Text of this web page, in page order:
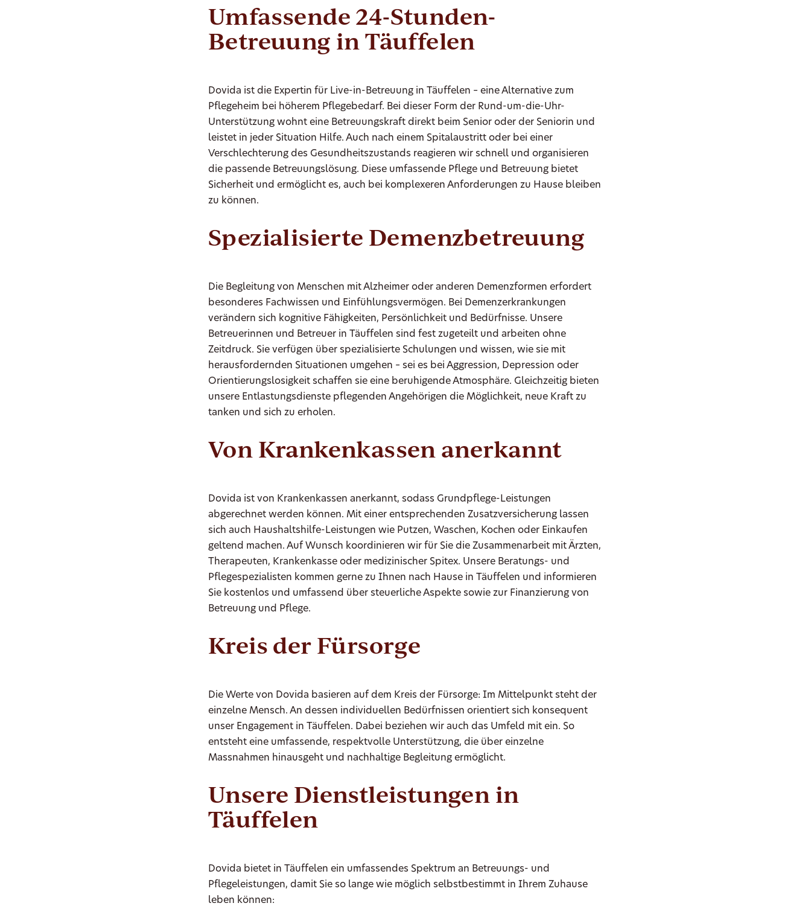
Umfassende 24-Stunden-
Betreuung in Täuffelen
Dovida ist die Expertin für Live-in-Betreuung in Täuffelen – eine Alternative zum
Pflegeheim bei höherem Pflegebedarf. Bei dieser Form der Rund-um-die-Uhr-
Unterstützung wohnt eine Betreuungskraft direkt beim Senior oder der Seniorin und
leistet in jeder Situation Hilfe. Auch nach einem Spitalaustritt oder bei einer
Verschlechterung des Gesundheitszustands reagieren wir schnell und organisieren
die passende Betreuungslösung. Diese umfassende Pflege und Betreuung bietet
Sicherheit und ermöglicht es, auch bei komplexeren Anforderungen zu Hause bleiben
zu können.
Spezialisierte Demenzbetreuung
Die Begleitung von Menschen mit Alzheimer oder anderen Demenzformen erfordert
besonderes Fachwissen und Einfühlungsvermögen. Bei Demenzerkrankungen
verändern sich kognitive Fähigkeiten, Persönlichkeit und Bedürfnisse. Unsere
Betreuerinnen und Betreuer in Täuffelen sind fest zugeteilt und arbeiten ohne
Zeitdruck. Sie verfügen über spezialisierte Schulungen und wissen, wie sie mit
herausfordernden Situationen umgehen – sei es bei Aggression, Depression oder
Orientierungslosigkeit schaffen sie eine beruhigende Atmosphäre. Gleichzeitig bieten
unsere Entlastungsdienste pflegenden Angehörigen die Möglichkeit, neue Kraft zu
tanken und sich zu erholen.
Von Krankenkassen anerkannt
Dovida ist von Krankenkassen anerkannt, sodass Grundpflege-Leistungen
abgerechnet werden können. Mit einer entsprechenden Zusatzversicherung lassen
sich auch Haushaltshilfe-Leistungen wie Putzen, Waschen, Kochen oder Einkaufen
geltend machen. Auf Wunsch koordinieren wir für Sie die Zusammenarbeit mit Ärzten,
Therapeuten, Krankenkasse oder medizinischer Spitex. Unsere Beratungs- und
Pflegespezialisten kommen gerne zu Ihnen nach Hause in Täuffelen und informieren
Sie kostenlos und umfassend über steuerliche Aspekte sowie zur Finanzierung von
Betreuung und Pflege.
Kreis der Fürsorge
Die Werte von Dovida basieren auf dem Kreis der Fürsorge: Im Mittelpunkt steht der
einzelne Mensch. An dessen individuellen Bedürfnissen orientiert sich konsequent
unser Engagement in Täuffelen. Dabei beziehen wir auch das Umfeld mit ein. So
entsteht eine umfassende, respektvolle Unterstützung, die über einzelne
Massnahmen hinausgeht und nachhaltige Begleitung ermöglicht.
Unsere Dienstleistungen in
Täuffelen
Dovida bietet in Täuffelen ein umfassendes Spektrum an Betreuungs- und
Pflegeleistungen, damit Sie so lange wie möglich selbstbestimmt in Ihrem Zuhause
leben können: